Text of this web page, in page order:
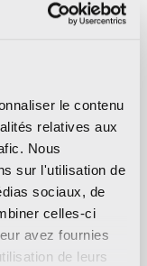
le contenu
relatives aux
Nous
sur l'utilisation de
sociaux, de
celles-ci
avez fournies
de leurs